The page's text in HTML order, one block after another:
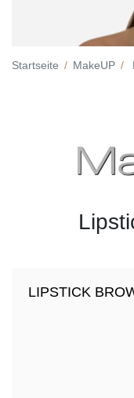
Startseite MakeUP
LIPSTICK